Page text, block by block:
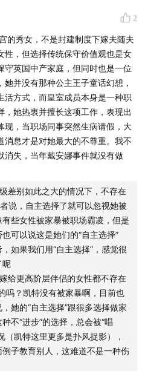
2
的秀女，不是封建制度下嫁夫随夫
性，但选择传统保守价值观也是女
守英国中产家庭，但同时也是一位
并没有那种公主王子童话幻想，
活方式，而皇室成员本身是一种职
，她热衷并擅长这项工作，表现出
现，当职场同事突然生病请假，大
消息才是对她最大的不尊重。我不
消失，当年戴安娜事件就没有做
差别如此之大的情况下，不存在
说，自主选择了就可以忽视她被
些女性被家暴被职场霸凌，但是
可以说这是她们的“自主选择”
如果我们用“自主选择”，感觉很
呢
给更高阶层伴侣的女性都不存在
吗？凯特没有被家暴啊，目前也
她的“自主选择”跟很多选择做家
不“进步”的选择，总会被“唱
（凯特这里更多是扑风捉影），
子教育别人，这难道不是一种伤